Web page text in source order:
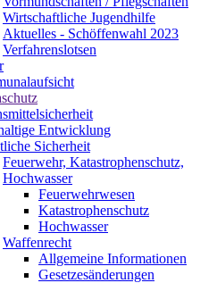
Wirtschaftliche Jugendhilfe
Aktuelles - Schöffenwahl 2023
Verfahrenslotsen
Entwicklung
Sicherheit
Feuerwehr, Katastrophenschutz,
Hochwasser
Feuerwehrwesen
Katastrophenschutz
Hochwasser
Waffenrecht
Allgemeine Informationen
Gesetzesänderungen